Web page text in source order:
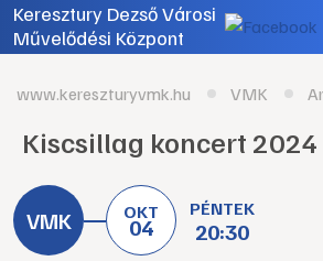
Keresztury Dezső Városi
Művelődési Központ
www.kereszturyvmk.hu VMK
Kiscsillag koncert 2024
OKT
04
PÉNTEK
20:30